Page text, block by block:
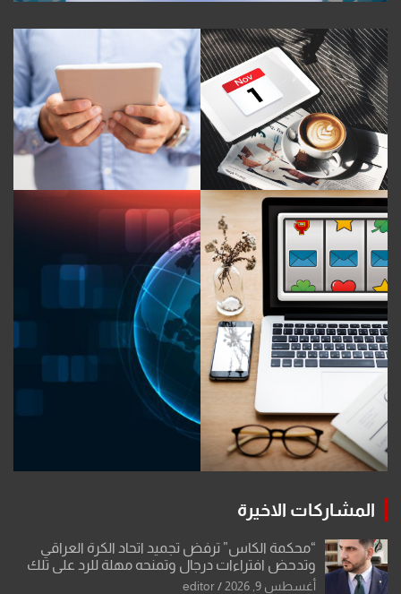
المشاركات الاخيرة
“محكمة الكاس” ترفض تجميد اتحاد الكرة العراقي
وتدحض افتراءات درجال وتمنحه مهلة للرد على تلك
الشكوى
أغسطس 9, 2026 editor